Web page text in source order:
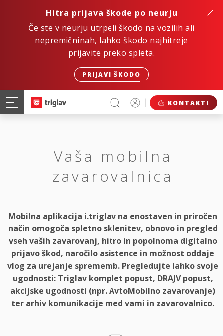
Hitra prijava škode po neurju
Če ste v neurju utrpeli škodo na vozilih ali
nepremičninah, lahko škodo najhitreje
prijavite preko spleta.
PRIJAVI ŠKODO
KONTAKTI
Vaša mobilna
zavarovalnica
Mobilna aplikacija i.triglav na enostaven in priročen
način omogoča spletno sklenitev, obnovo in pregled
vseh vaših zavarovanj, hitro in popolnoma digitalno
prijavo škod, naročilo asistence in možnost oddaje
vlog za urejanje sprememb. Pregledujte lahko svoje
ugodnosti: Triglav komplet popust, DRAJV popust,
akcijske ugodnosti (npr. AvtoMobilno zavarovanje)
ter arhiv komunikacije med vami in zavarovalnico.